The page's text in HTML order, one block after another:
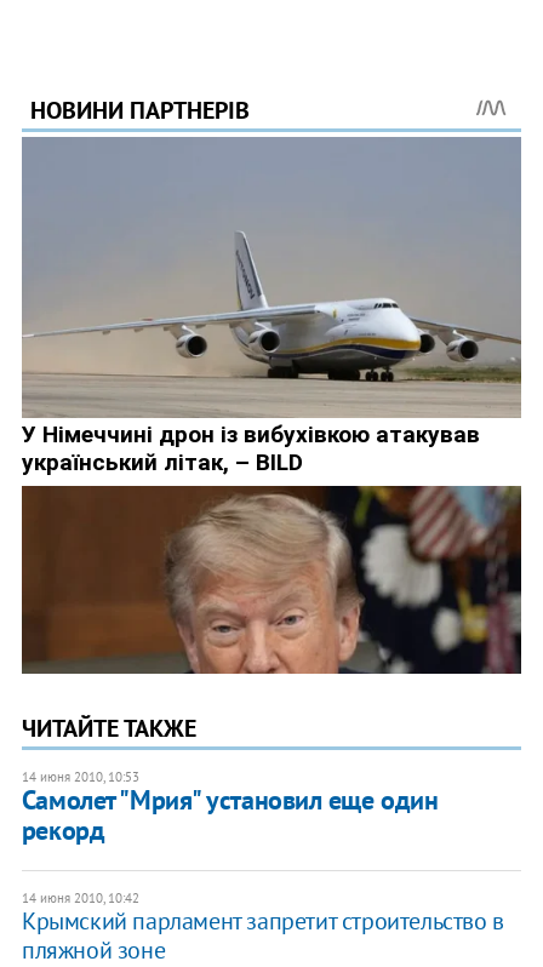
ЧИТАЙТЕ ТАКЖЕ
14 июня 2010, 10:53
Самолет "Мрия" установил еще один
рекорд
14 июня 2010, 10:42
Крымский парламент запретит строительство в
пляжной зоне